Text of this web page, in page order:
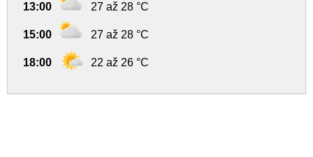
13:00 27 až 28 °C
15:00 27 až 28 °C
18:00 22 až 26 °C